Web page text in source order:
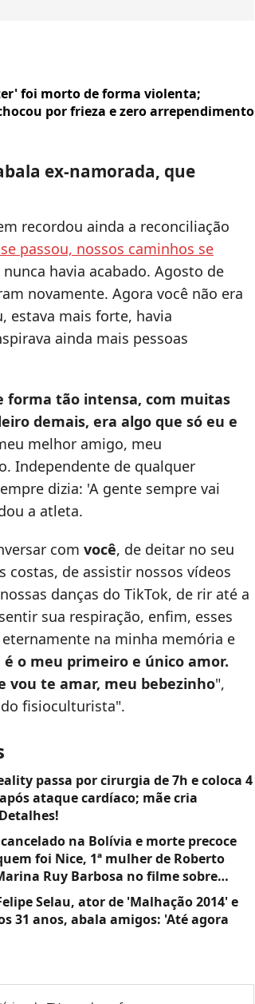
foi morto de forma violenta;
por frieza e zero arrependimento
ex-namorada, que
recordou ainda a reconciliação
passou, nossos caminhos se
havia acabado. Agosto de
novamente. Agora você não era
estava mais forte, havia
ainda mais pessoas
forma tão intensa, com muitas
demais, era algo que só eu e
melhor amigo, meu
Independente de qualquer
dizia: 'A gente sempre vai
a atleta.
com você, de deitar no seu
costas, de assistir nossos vídeos
danças do TikTok, de rir até a
sua respiração, enfim, esses
na minha memória e
é o meu primeiro e único amor.
vou te amar, meu bebezinho",
fisioculturista".
passa por cirurgia de 7h e coloca 4
ataque cardíaco; mãe cria
na Bolívia e morte precoce
foi Nice, 1ª mulher de Roberto
Ruy Barbosa no filme sobre
Selau, ator de 'Malhação 2014' e
31 anos, abala amigos: 'Até agora